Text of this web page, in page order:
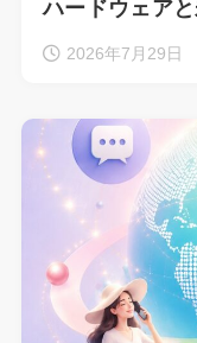
ハードウェア
2026年7月29日